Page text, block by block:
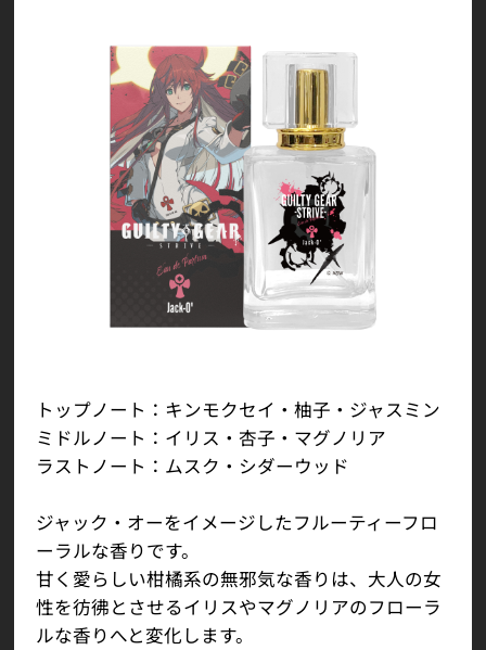
トップノート：キンモクセイ・柚子・ジャスミン
ミドルノート：イリス・杏子・マグノリア
ラストノート：ムスク・シダーウッド
ジャック・オーをイメージしたフルーティーフロ
ーラルな香りです。
甘く愛らしい柑橘系の無邪気な香りは、大人の女
性を彷彿とさせるイリスやマグノリアのフローラ
ルな香りへと変化します。